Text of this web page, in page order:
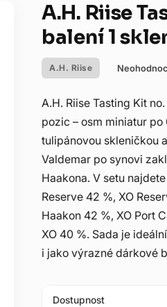
A.H. Riise
balení 1
A.H. Riise
hodnocení
produktu
z
5
hvězdiček.
A.H. Riise Tasting Kit
pozic – osm miniatur
tulipánovou skleničkou
Valdemar po synovi
Haakona. V setu
Reserve 42 %, XO
Haakon 42 %, XO Port
XO 40 %. Sada je
i jako výrazné dárkové
Dostupnost